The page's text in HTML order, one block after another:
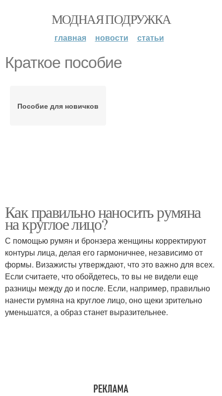
МОДНАЯ ПОДРУЖКА
главная новости статьи
Краткое пособие
Пособие для новичков
Как правильно наносить румяна
на круглое лицо?
С помощью румян и бронзера женщины корректируют
контуры лица, делая его гармоничнее, независимо от
формы. Визажисты утверждают, что это важно для всех.
Если считаете, что обойдетесь, то вы не видели еще
разницы между до и после. Если, например, правильно
нанести румяна на круглое лицо, оно щеки зрительно
уменьшатся, а образ станет выразительнее.